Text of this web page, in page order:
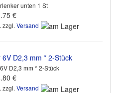
unten 1 St
€
zzgl. Versand
D2,3 mm * 2-Stück
€
zzgl. Versand